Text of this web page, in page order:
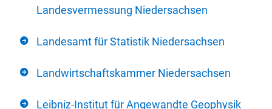
Landesvermessung Niedersachsen
Landesamt für Statistik Niedersachsen
Landwirtschaftskammer Niedersachsen
Leibniz-Institut für Angewandte Geophysik